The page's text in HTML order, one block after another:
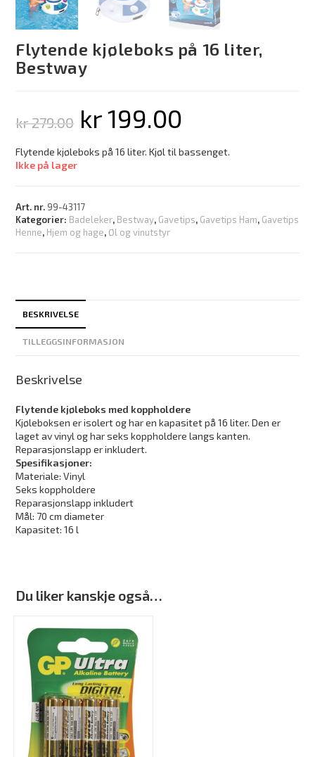
Flytende kjøleboks på 16 liter,
Bestway
kr279.00 kr199.00
Flytende kjøleboks på 16 liter. Kjøl til bassenget.
Ikke på lager
Art. nr. 99-43117
Kategorier: Badeleker, Bestway, Gavetips, Gavetips Ham, Gavetips
Henne, Hjem og hage, Øl og vinutstyr
BESKRIVELSE
TILLEGGSINFORMASJON
Beskrivelse
Flytende kjøleboks med koppholdere
Kjøleboksen er isolert og har en kapasitet på 16 liter. Den er
laget av vinyl og har seks koppholdere langs kanten.
Reparasjonslapp er inkludert.
Spesifikasjoner:
Materiale: Vinyl
Seks koppholdere
Reparasjonslapp inkludert
Mål: 70 cm diameter
Kapasitet: 16 l
Du liker kanskje også…